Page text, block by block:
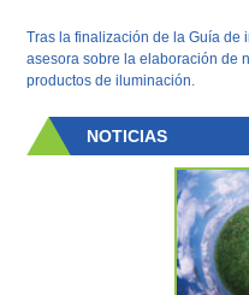
Tras la finalización de la Guía de
asesora sobre la elaboración de
productos de iluminación.
NOTICIAS